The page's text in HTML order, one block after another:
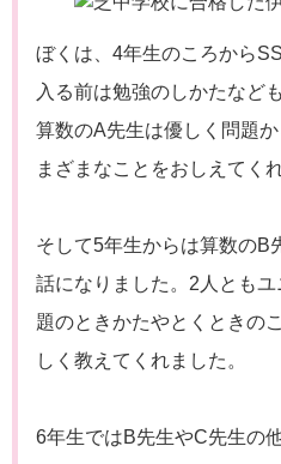
ぼくは、4年生のころから
入る前は勉強のしかたなど
算数のA先生は優しく問題
まざまなことをおしえてく
そして5年生からは算数のB
話になりました。2人とも
題のときかたやとくときの
しく教えてくれました。
6年生ではB先生やC先生の